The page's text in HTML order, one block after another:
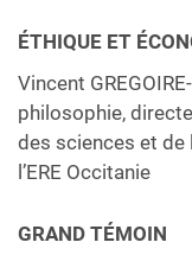
ÉTHIQUE ET
Vincent
philosophie,
des sciences et de
l’ERE Occitanie
GRAND TÉMOIN